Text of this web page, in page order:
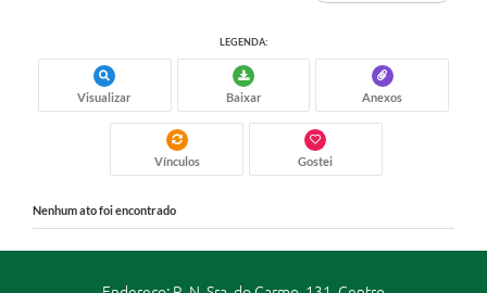
LEGENDA:
Visualizar Baixar Anexos
Vínculos Gostei
Nenhum ato foi encontrado